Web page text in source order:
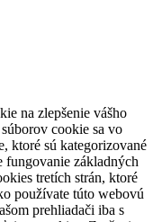
na zlepšenie vášho
cookie sa vo
ktoré sú kategorizované
fungovanie základných
tretích strán, ktoré
používate túto webovú
prehliadači iba s